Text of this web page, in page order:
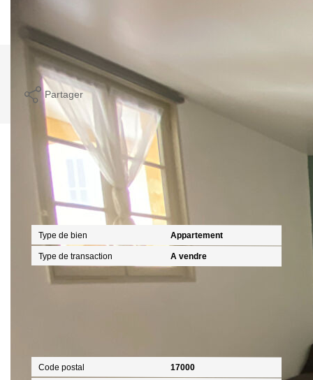
2021,2022 et 2023 (abonnement compris).
Partager Calculer mon budget
Caractéristiques détaillées
Général
Type de bien Appartement
Type de transaction A vendre
Code postal 17000